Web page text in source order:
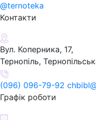
@ternoteka
Контакти
Вул. Коперника, 17,
Тернопіль,
(096) 096-79-92
Графік роботи